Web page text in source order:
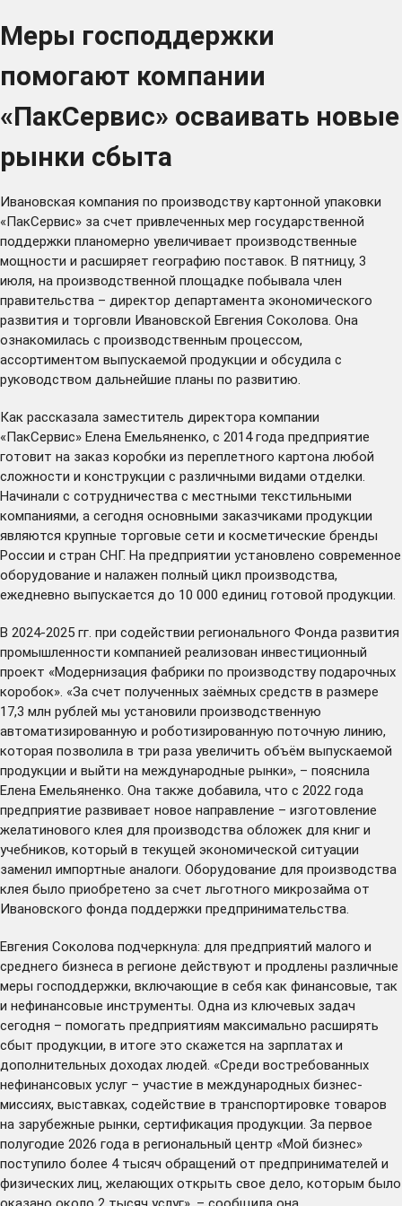
Меры господдержки
помогают компании
«ПакСервис» осваивать новые
рынки сбыта
Ивановская компания по производству картонной упаковки
«ПакСервис» за счет привлеченных мер государственной
поддержки планомерно увеличивает производственные
мощности и расширяет географию поставок. В пятницу, 3
июля, на производственной площадке побывала член
правительства – директор департамента экономического
развития и торговли Ивановской Евгения Соколова. Она
ознакомилась с производственным процессом,
ассортиментом выпускаемой продукции и обсудила с
руководством дальнейшие планы по развитию.
Как рассказала заместитель директора компании
«ПакСервис» Елена Емельяненко, с 2014 года предприятие
готовит на заказ коробки из переплетного картона любой
сложности и конструкции с различными видами отделки.
Начинали с сотрудничества с местными текстильными
компаниями, а сегодня основными заказчиками продукции
являются крупные торговые сети и косметические бренды
России и стран СНГ. На предприятии установлено современное
оборудование и налажен полный цикл производства,
ежедневно выпускается до 10 000 единиц готовой продукции.
В 2024-2025 гг. при содействии регионального Фонда развития
промышленности компанией реализован инвестиционный
проект «Модернизация фабрики по производству подарочных
коробок». «За счет полученных заёмных средств в размере
17,3 млн рублей мы установили производственную
автоматизированную и роботизированную поточную линию,
которая позволила в три раза увеличить объём выпускаемой
продукции и выйти на международные рынки», – пояснила
Елена Емельяненко. Она также добавила, что с 2022 года
предприятие развивает новое направление – изготовление
желатинового клея для производства обложек для книг и
учебников, который в текущей экономической ситуации
заменил импортные аналоги. Оборудование для производства
клея было приобретено за счет льготного микрозайма от
Ивановского фонда поддержки предпринимательства.
Евгения Соколова подчеркнула: для предприятий малого и
среднего бизнеса в регионе действуют и продлены различные
меры господдержки, включающие в себя как финансовые, так
и нефинансовые инструменты. Одна из ключевых задач
сегодня – помогать предприятиям максимально расширять
сбыт продукции, в итоге это скажется на зарплатах и
дополнительных доходах людей. «Среди востребованных
нефинансовых услуг – участие в международных бизнес-
миссиях, выставках, содействие в транспортировке товаров
на зарубежные рынки, сертификация продукции. За первое
полугодие 2026 года в региональный центр «Мой бизнес»
поступило более 4 тысяч обращений от предпринимателей и
физических лиц, желающих открыть свое дело, которым было